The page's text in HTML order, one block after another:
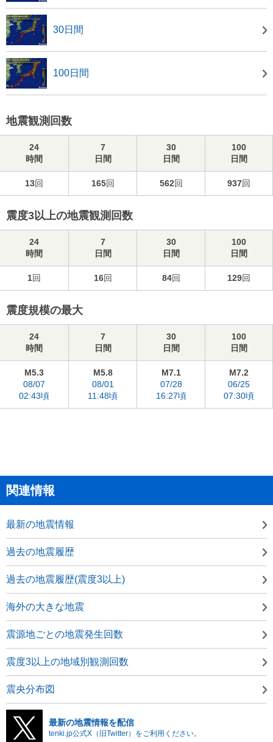
30日間
100日間
地震観測回数
24
時間
7
日間
30
日間
100
日間
13回 165回 562回 937回
震度3以上の地震観測回数
24
時間
7
日間
30
日間
100
日間
1回 16回 84回 129回
震度規模の最大
24
時間
7
日間
30
日間
100
日間
M5.3
08/07
02:43頃
M5.8
08/01
11:48頃
M7.1
07/28
16:27頃
M7.2
06/25
07:30頃
関連情報
最新の地震情報
過去の地震履歴
過去の地震履歴(震度3以上)
海外の大きな地震
震源地ごとの地震発生回数
震度3以上の地域別観測回数
震央分布図
最新の地震情報を配信
tenki.jp公式X（旧Twitter）をご利用ください。